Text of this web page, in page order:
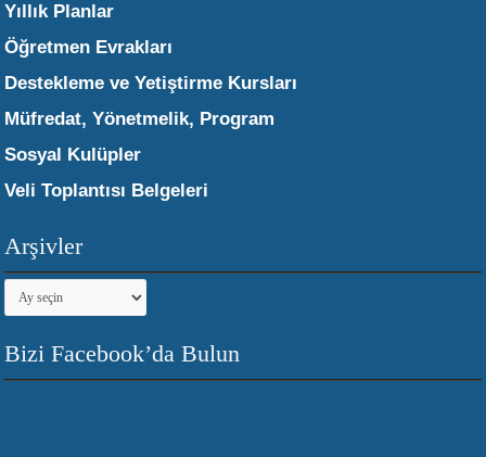
Yıllık Planlar
Öğretmen Evrakları
Destekleme ve Yetiştirme Kursları
Müfredat, Yönetmelik, Program
Sosyal Kulüpler
Veli Toplantısı Belgeleri
Arşivler
Arşivler
Bizi Facebook’da Bulun